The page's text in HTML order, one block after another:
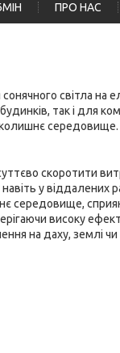
ПРО НАС
світла
так і для
середовище.
скоротити
у віддалених
середовище,
високу
на даху, землі чи